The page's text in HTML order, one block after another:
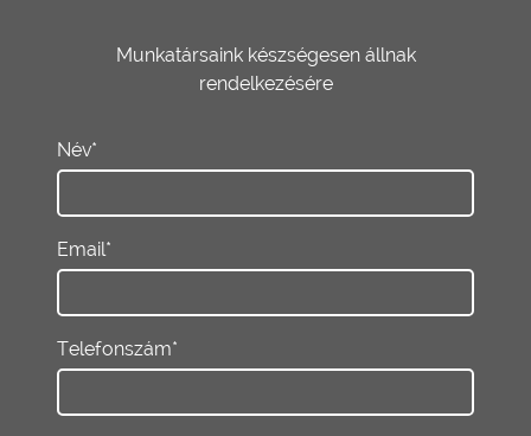
Munkatársaink készségesen állnak
rendelkezésére
Név*
Email*
Telefonszám*